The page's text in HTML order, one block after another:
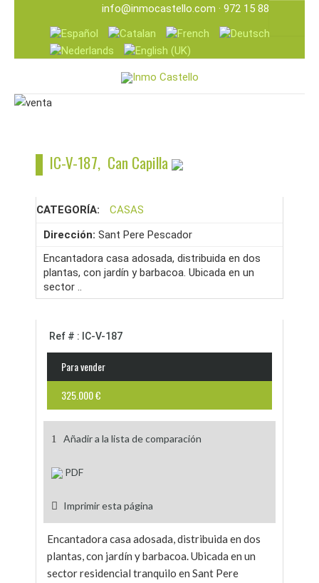
info@inmocastello.com · 972 15 88 25
IC-V-187, Can Capilla
CATEGORÍA:
CASAS
Dirección: Sant Pere Pescador
Encantadora casa adosada, distribuida en dos
plantas, con jardín y barbacoa. Ubicada en un
sector ..
Ref # : IC-V-187
Para vender
325.000 €
Añadir a la lista de comparación
PDF
Imprimir esta página
Encantadora casa adosada, distribuida en dos
plantas, con jardín y barbacoa. Ubicada en un
sector residencial tranquilo en Sant Pere